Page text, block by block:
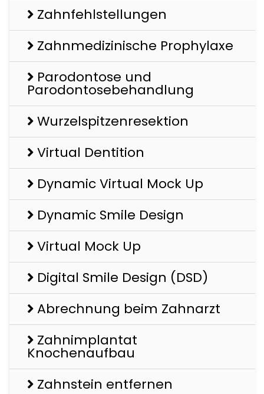
Zahnfehlstellungen
Zahnmedizinische Prophylaxe
Parodontose und
Parodontosebehandlung
Wurzelspitzenresektion
Virtual Dentition
Dynamic Virtual Mock Up
Dynamic Smile Design
Virtual Mock Up
Digital Smile Design (DSD)
Abrechnung beim Zahnarzt
Zahnimplantat
Knochenaufbau
Zahnstein entfernen